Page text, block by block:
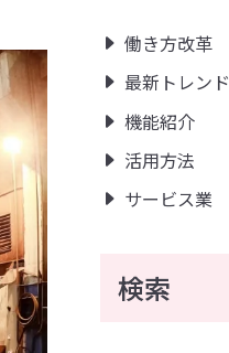
働き方改革
最新トレンド
機能紹介
活用方法
サービス業
検索